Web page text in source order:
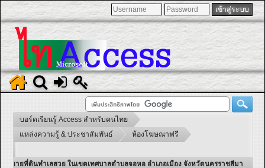
บอร์ดเรียนรู้ Access สำหรับคนไทย
แหล่งความรู้ & ประชาสัมพันธ์
ห้องโฆษณาฟรี
ขายที่ดินทำเลสวย ในเขตเทศบาลตำบลจอหอ อำเภอเมือง จังหวัดนครราชสีมา